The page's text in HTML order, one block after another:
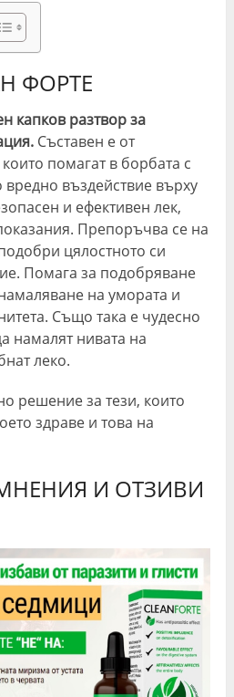
ФОРТЕ
капков разтвор за
Съставен е от
помагат в борбата с
вредно въздействие върху
и ефективен лек,
Препоръчва се на
цялостното си
Помага за подобряване
на умората и
Също така е чудесно
намалят нивата на
леко.
решение за тези, които
здраве и това на
МНЕНИЯ И ОТЗИВИ